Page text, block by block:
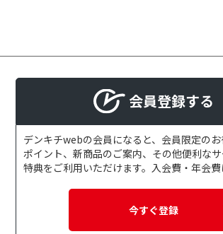
シガーソケッ
シガーソケット出
応
ソーラー充電
ソーラー充電対
会員登録する
デンキチwebの会員になると、会員限定の
ポイント、新商品のご案内、その他便利な
特典をご利用いただけます。入会費・年会
今すぐ登録